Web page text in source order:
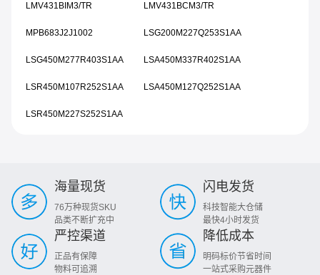
LMV431BIM3/TR LMV431BCM3/TR
MPB683J2J1002 LSG200M227Q253S1AA
LSG450M277R403S1AA LSA450M337R402S1AA
LSR450M107R252S1AA LSA450M127Q252S1AA
LSR450M227S252S1AA
海量现货
76万种现货SKU
品类不断扩充中
闪电发货
科技智能大仓储
最快4小时发货
严控渠道
正品有保障
物料可追溯
降低成本
明码标价节省时间
一站式采购元器件